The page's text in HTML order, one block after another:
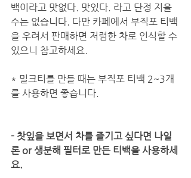
백이라고 맛없다. 맛있다. 라고 단정 지을
수는 없습니다. 다만 카페에서 부직포 티백
을 우려서 판매하면 저렴한 차로 인식할 수
있으니 참고하세요.
​* 밀크티를 만들 때는 부직포 티백 2~3개
를 사용하면 좋습니다.
- 찻잎을 보면서 차를 즐기고 싶다면 나일
론 or 생분해 필터로 만든 티백을 사용하세
요.